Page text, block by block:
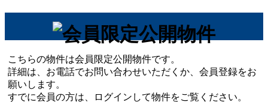
こちらの物件は会員限定公開物件です。
詳細は、お電話でお問い合わせいただくか、会員登録をお
願いします。
すでに会員の方は、ログインして物件をご覧ください。